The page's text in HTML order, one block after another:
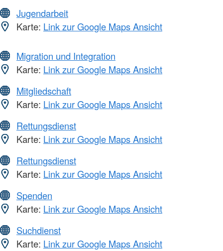
Jugendarbeit
Karte: Link zur Google Maps Ansicht
Migration und Integration
Karte: Link zur Google Maps Ansicht
Mitgliedschaft
Karte: Link zur Google Maps Ansicht
Rettungsdienst
Karte: Link zur Google Maps Ansicht
Rettungsdienst
Karte: Link zur Google Maps Ansicht
Spenden
Karte: Link zur Google Maps Ansicht
Suchdienst
Karte: Link zur Google Maps Ansicht